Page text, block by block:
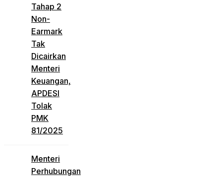
Tahap 2
Non-
Earmark
Tak
Dicairkan
Menteri
Keuangan,
APDESI
Tolak
PMK
81/2025
Menteri
Perhubungan